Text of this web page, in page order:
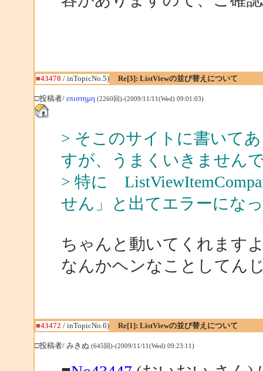
■43470 / inTopicNo.5) Re[3]: ListViewの並び替えについて
□投稿者/ επιστημη (2260回)-(2009/11/11(Wed) 09:01:03)
> そこのサイトに書いて
すが、うまくいきません
> 特に
せん」と出てエラーにな
ちゃんと動いてくれます
なんかヘンなことしてん
■43472 / inTopicNo.6) Re[1]: ListViewの並び替えについて
□投稿者/ みきぬ (645回)-(2009/11/11(Wed) 09:23:11)